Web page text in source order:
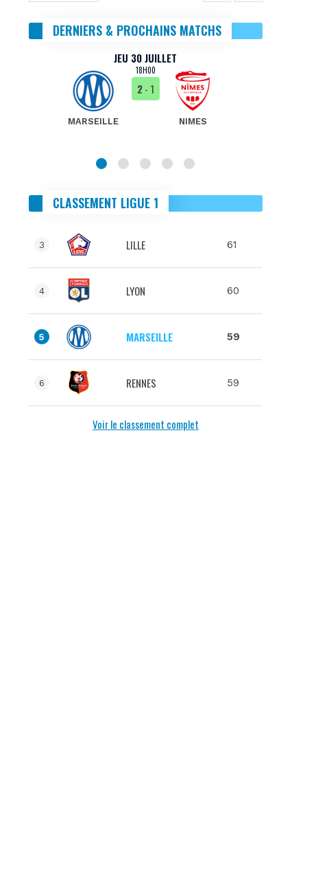
DERNIERS & PROCHAINS MATCHS
JEU 30 JUILLET
18H00
MARSEILLE
2- 1
NIMES
CLASSEMENT LIGUE 1
3 LILLE 61
4 LYON 60
5 MARSEILLE 59
6 RENNES 59
Voir le classement complet